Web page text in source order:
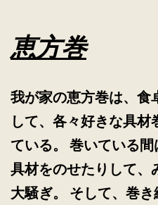
恵方巻
我が家の恵方巻は、食
して、各々好きな具
ている。 巻いている
具材をのせたりして、
大騒ぎ。 そして、巻